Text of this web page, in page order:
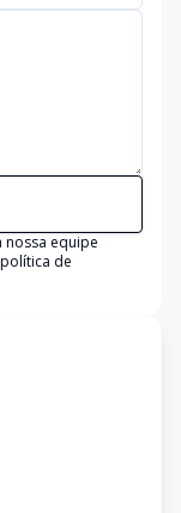
nossa equipe
política de